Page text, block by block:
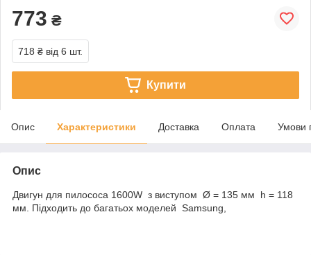
773 ₴
718 ₴ від 6 шт.
Купити
Опис Характеристики Доставка Оплата Умови
Опис
Двигун для пилососа 1600W з виступом Ø = 135 мм h = 118
мм. Підходить до багатьох моделей Samsung,